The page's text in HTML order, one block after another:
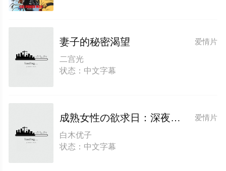
爱情片
妻子的秘密渴望
二宫光
状态：中文字幕
爱情片
成熟女性の欲求日：深夜专属服务
白木优子
状态：中文字幕